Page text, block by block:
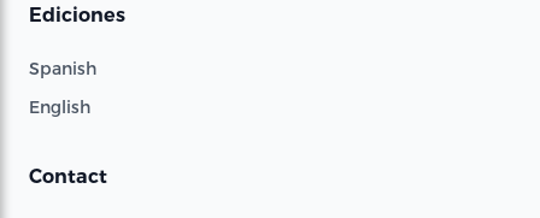
Ediciones
Spanish
English
Contact